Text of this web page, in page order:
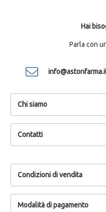
Hai
Parla con
Chi siamo
Contatti
Condizioni di vendita
Modalità di pagamento